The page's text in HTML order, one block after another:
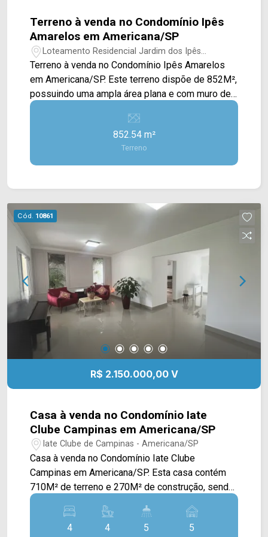
Terreno à venda no Condomínio Ipês
Amarelos em Americana/SP
Loteamento Residencial Jardim dos Ipês
Amarelos - Americana/SP
Terreno à venda no Condomínio Ipês Amarelos
em Americana/SP. Este terreno dispõe de 852M²,
possuindo uma ampla área plana e com muro de
arrimo no fundo, sendo dois lotes conjuntos, já
Localizado no bairro Loteamento Residencial
Jardim dos Ipês Amarelos, este condomínio está
acesso a Av. Antônio Pinto Duarte e Rod.
Anhanguera. Entre em contato com a equipe da
Arbix Imóveis e agende a sua visita!! WhatsApp
e Telefone: (19) 3475-4546 ARBIX IMÓVEIS -
Presente em cada mudança!
852.54 m²
Terreno
Cód. 10861
R$ 2.150.000,00 V
Casa à venda no Condomínio Iate
Clube Campinas em Americana/SP
Iate Clube de Campinas - Americana/SP
Casa à venda no Condomínio Iate Clube
Campinas em Americana/SP. Esta casa contém
710M² de terreno e 270M² de construção, sendo
distribuídos em ampla sala de estar, sala de
jantar integrada com a cozinha toda planejada
com ilha, cooktop, forno e exaustor, sala de TV e
4 4 5 5